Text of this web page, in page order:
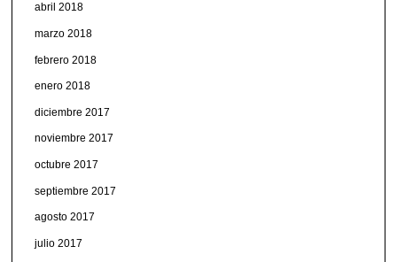
abril 2018
marzo 2018
febrero 2018
enero 2018
diciembre 2017
noviembre 2017
octubre 2017
septiembre 2017
agosto 2017
julio 2017